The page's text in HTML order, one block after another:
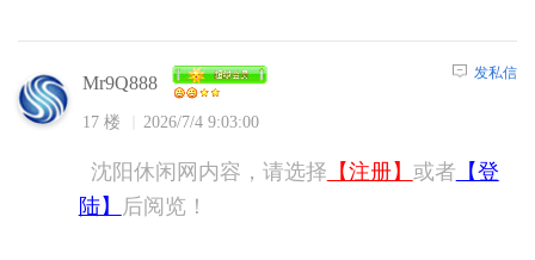
Mr9Q888
17 楼 2026/7/4 9:03:00
发私信
沈阳休闲网内容，请选择 【注册】 或者 【登
陆】
后阅览！